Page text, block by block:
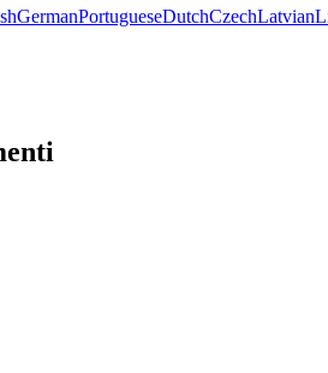
GermanPortugueseDutchCzechLatvian